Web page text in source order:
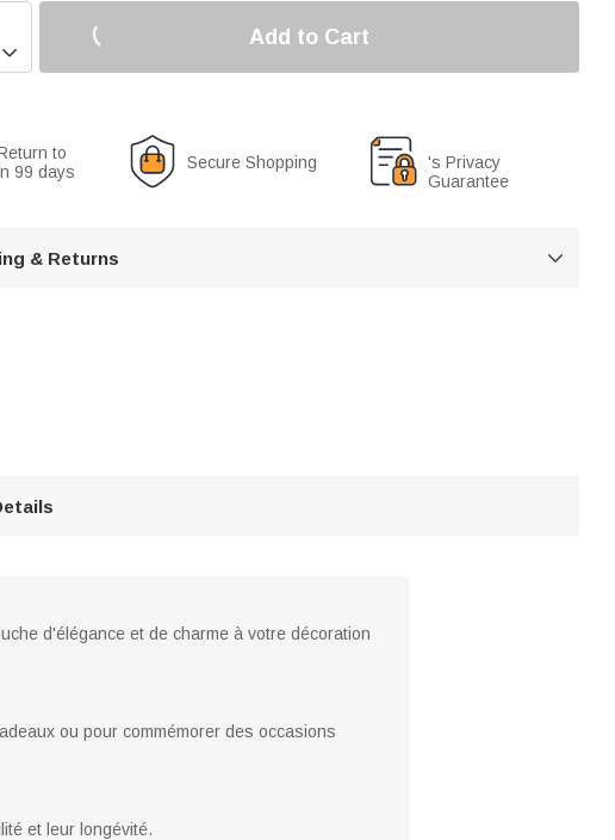

Add to Cart
to
99 days
Secure Shopping
's Privacy
Guarantee
& Returns 
d'élégance et de charme à votre décoration
ou pour commémorer des occasions
et leur longévité.